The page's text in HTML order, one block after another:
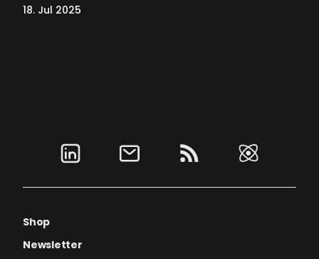
18. Jul 2025
Shop
Newsletter